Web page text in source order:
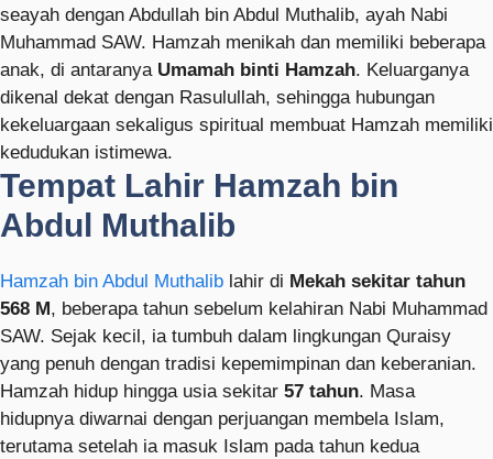
seayah dengan Abdullah bin Abdul Muthalib, ayah Nabi
Muhammad SAW. Hamzah menikah dan memiliki beberapa
anak, di antaranya Umamah binti Hamzah. Keluarganya
dikenal dekat dengan Rasulullah, sehingga hubungan
kekeluargaan sekaligus spiritual membuat Hamzah memiliki
kedudukan istimewa.
Tempat Lahir Hamzah bin
Abdul Muthalib
Hamzah bin Abdul Muthalib lahir di Mekah sekitar tahun
568 M , beberapa tahun sebelum kelahiran Nabi Muhammad
SAW. Sejak kecil, ia tumbuh dalam lingkungan Quraisy
yang penuh dengan tradisi kepemimpinan dan keberanian.
Hamzah hidup hingga usia sekitar 57 tahun. Masa
hidupnya diwarnai dengan perjuangan membela Islam,
terutama setelah ia masuk Islam pada tahun kedua